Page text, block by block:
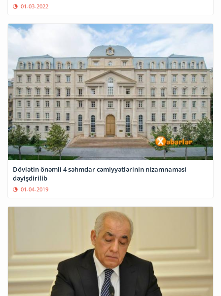
01-03-2022
Dövlətin önəmli 4 səhmdar cəmiyyətlərinin nizamnaməsi
dəyişdirilib
01-04-2019